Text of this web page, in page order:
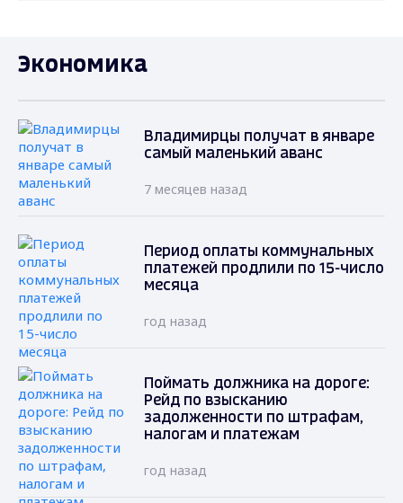
Экономика
Владимирцы получат в январе
самый маленький аванс
7 месяцев назад
Период оплаты коммунальных
платежей продлили по 15-число
месяца
год назад
Поймать должника на дороге:
Рейд по взысканию
задолженности по штрафам,
налогам и платежам
год назад